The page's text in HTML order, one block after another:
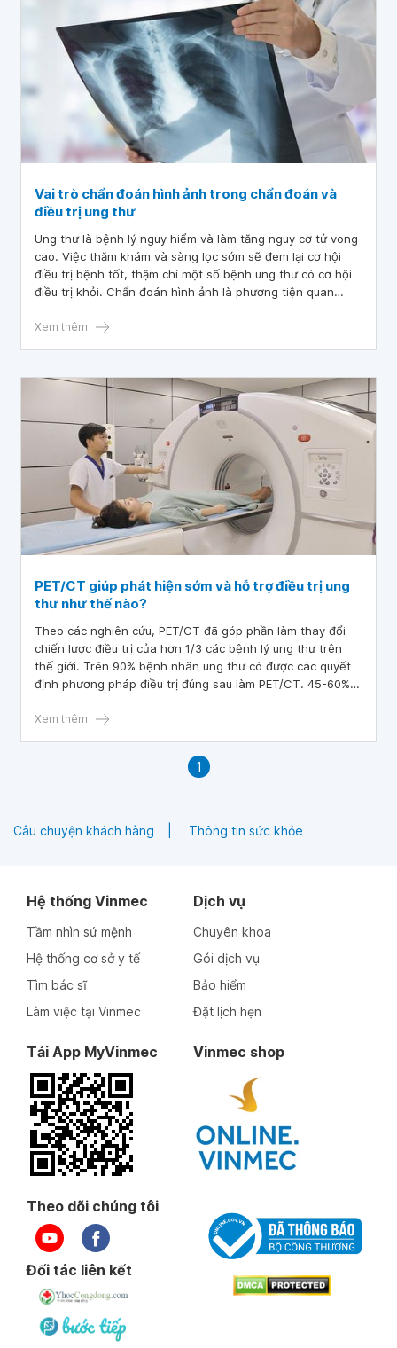
Vai trò chẩn đoán hình ảnh trong chẩn đoán và
điều trị ung thư
Ung thư là bệnh lý nguy hiểm và làm tăng nguy cơ tử vong
cao. Việc thăm khám và sàng lọc sớm sẽ đem lại cơ hội
điều trị bệnh tốt, thậm chí một số bệnh ung thư có cơ hội
điều trị khỏi. Chẩn đoán hình ảnh là phương tiện quan
và phát hiện nguy cơ ung thư từ khi chưa có triệu chứng.
Xem thêm
PET/CT giúp phát hiện sớm và hỗ trợ điều trị ung
thư như thế nào?
Theo các nghiên cứu, PET/CT đã góp phần làm thay đổi
chiến lược điều trị của hơn 1/3 các bệnh lý ung thư trên
thế giới. Trên 90% bệnh nhân ung thư có được các quyết
định phương pháp điều trị đúng sau làm PET/CT. 45-60%
sau khi làm PET/CT.
Xem thêm
1
Câu chuyện khách hàng Thông tin sức khỏe
Hệ thống Vinmec
Tầm nhìn sứ mệnh
Hệ thống cơ sở y tế
Tìm bác sĩ
Làm việc tại Vinmec
Dịch vụ
Chuyên khoa
Gói dịch vụ
Bảo hiểm
Đặt lịch hẹn
Tải App MyVinmec Vinmec shop
Theo dõi chúng tôi
Đối tác liên kết